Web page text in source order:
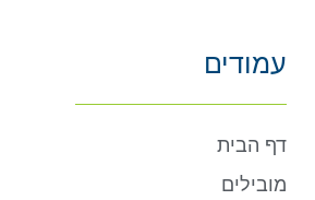
עמודים
דף הבית
מובילים